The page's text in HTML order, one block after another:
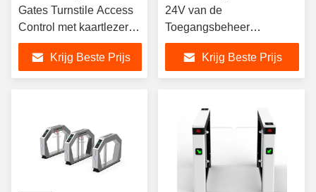
Gates Turnstile Access
Control met kaartlezer
voor gymgebouw
Krijg Beste Prijs
24V van de
Toegangsbeheer
Biometrische Driepoot
Krijg Beste Prijs